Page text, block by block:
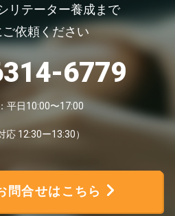
リテーター養成まで
依頼ください
6779
平日10:00〜17:00
応 12:30ー13:30）
問合せはこちら